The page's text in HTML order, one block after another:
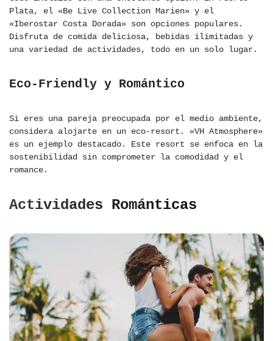
Plata, el «Be Live Collection Marien» y el
«Iberostar Costa Dorada» son opciones populares.
Disfruta de comida deliciosa, bebidas ilimitadas y
una variedad de actividades, todo en un solo lugar.
Eco-Friendly y Romántico
Si eres una pareja preocupada por el medio ambiente,
considera alojarte en un eco-resort. «VH Atmosphere»
es un ejemplo destacado. Este resort se enfoca en la
sostenibilidad sin comprometer la comodidad y el
romance.
Actividades Románticas